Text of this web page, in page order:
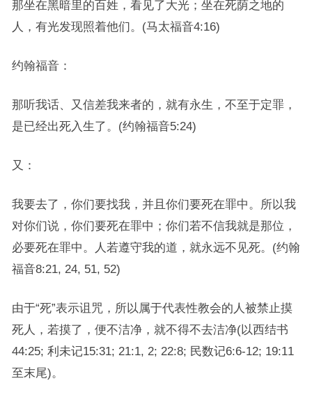
那坐在黑暗里的百姓，看见了大光；坐在死荫之地的
人，有光发现照着他们。(马太福音4:16)
约翰福音：
那听我话、又信差我来者的，就有永生，不至于定罪，
是已经出死入生了。(约翰福音5:24)
又：
我要去了，你们要找我，并且你们要死在罪中。所以我
对你们说，你们要死在罪中；你们若不信我就是那位，
必要死在罪中。人若遵守我的道，就永远不见死。(约翰
福音8:21, 24, 51, 52)
由于“死”表示诅咒，所以属于代表性教会的人被禁止摸
死人，若摸了，便不洁净，就不得不去洁净(以西结书
44:25; 利未记15:31; 21:1, 2; 22:8; 民数记6:6-12; 19:11
至末尾)。